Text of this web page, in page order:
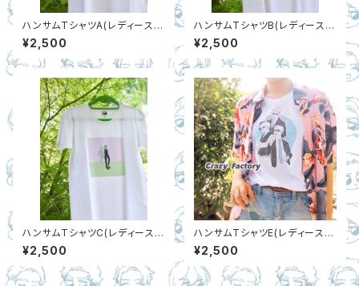
ハンサムTシャツA(レディースM
のみ)
¥2,500
ハンサムTシャツB(レディースM
のみ)
¥2,500
ハンサムTシャツC(レディースM
のみ)
¥2,500
ハンサムTシャツE(レディースL
のみ)
¥2,500